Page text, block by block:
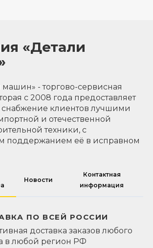
«Детали
- торгово-сервисная
с 2008 года предоставляет
клиентов лучшими
и отечественной
техники, с
поддержанием её в исправном
Новости
Контактная
информация
ПО ВСЕЙ РОССИИ
доставка заказов любого
в любой регион РФ